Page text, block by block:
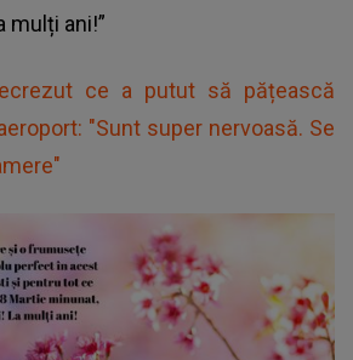
mulți ani!”
ce a putut să pățească
"Sunt super nervoasă. Se